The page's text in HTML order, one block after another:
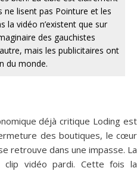
ne lisent pas Pointure et les
la vidéo n’existent que sur
des gauchistes
mais les publicitaires ont
du monde.
déjà critique Loding est
des boutiques, le cœur
retrouve dans une impasse. La
clip vidéo pardi. Cette fois la